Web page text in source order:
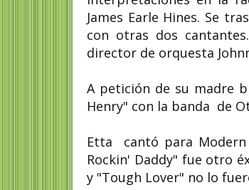
James Earle Hines. Se
con otras dos
director de orquesta
A petición de su madre
Henry" con la banda de
Etta cantó para Modern
Rockin' Daddy" fue otro
y "Tough Lover" no lo